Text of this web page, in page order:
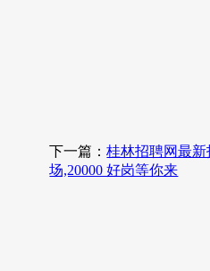
下一篇：桂林招聘网最新
场,20000 好岗等你来